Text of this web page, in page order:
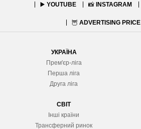
▶️ YOUTUBE 📸 INSTAGRAM
🦉 ADVERTISING PRICE
УКРАЇНА
Прем'єр-ліга
Перша ліга
Друга ліга
СВІТ
Інші країни
Трансферний ринок